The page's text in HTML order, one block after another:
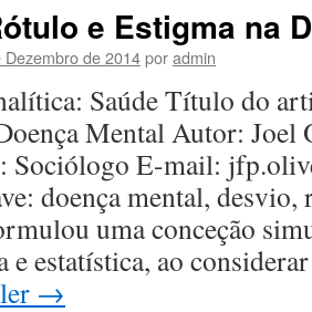
e Estigma na
Dezembro de 2014poradmin
Saúde Título do
Mental Autor: Joel
Sociólogo E-mail:
doença mental,
uma conceção
e estatística, ao
→